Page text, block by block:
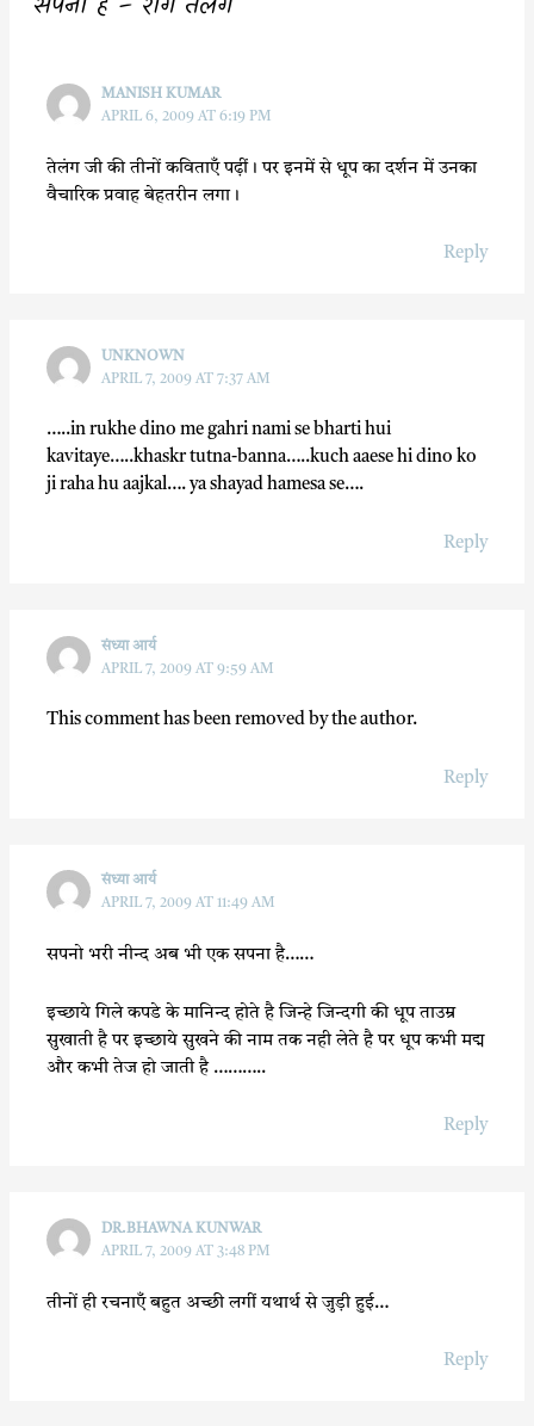
MANISH KUMAR
APRIL 6, 2009 AT 6:19 PM
तेलंग जी की तीनों कविताएँ पढ़ीं। पर इनमें से धूप का दर्शन में उनका
वैचारिक प्रवाह बेहतरीन लगा।
Reply
UNKNOWN
APRIL 7, 2009 AT 7:37 AM
…..in rukhe dino me gahri nami se bharti hui
kavitaye…..khaskr tutna-banna…..kuch aaese hi dino ko
ji raha hu aajkal…. ya shayad hamesa se….
Reply
संध्या आर्य
APRIL 7, 2009 AT 9:59 AM
This comment has been removed by the author.
Reply
संध्या आर्य
APRIL 7, 2009 AT 11:49 AM
सपनो भरी नीन्द अब भी एक सपना है……
इच्छाये गिले कपडे के मानिन्द होते है जिन्हे जिन्दगी की धूप ताउम्र
सुखाती है पर इच्छाये सुखने की नाम तक नही लेते है पर धूप कभी मद्म
और कभी तेज हो जाती है ………..
Reply
DR.BHAWNA KUNWAR
APRIL 7, 2009 AT 3:48 PM
तीनों ही रचनाएँ बहुत अच्छी लगीं यथार्थ से जुड़ी हुई…
Reply